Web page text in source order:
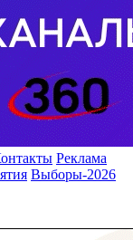
Реклама
Выборы-2026